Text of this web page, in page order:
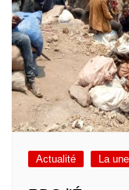
Actualité La une